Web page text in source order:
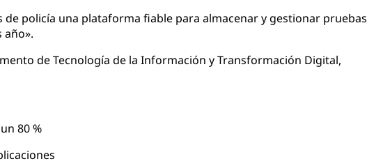
policía una plataforma fiable para almacenar y gestionar pruebas
año».
de Tecnología de la Información y Transformación Digital,
80 %